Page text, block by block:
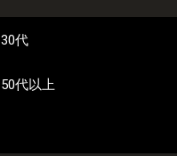
30代
50代以上